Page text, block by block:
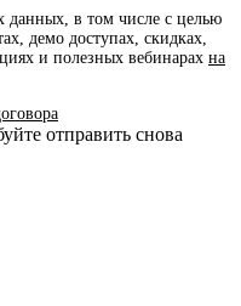
данных, в том числе с целью
демо доступах, скидках,
и полезных вебинарах на
отправить снова